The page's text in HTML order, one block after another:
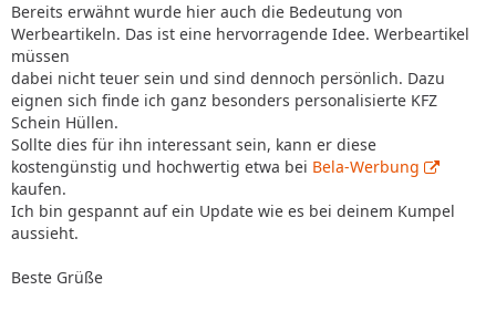
Bereits erwähnt wurde hier auch die Bedeutung von
Werbeartikeln. Das ist eine hervorragende Idee. Werbeartikel
müssen
dabei nicht teuer sein und sind dennoch persönlich. Dazu
eignen sich finde ich ganz besonders personalisierte KFZ
Schein Hüllen.
Sollte dies für ihn interessant sein, kann er diese
kostengünstig und hochwertig etwa bei Bela-Werbung
kaufen.
Ich bin gespannt auf ein Update wie es bei deinem Kumpel
aussieht.
Beste Grüße